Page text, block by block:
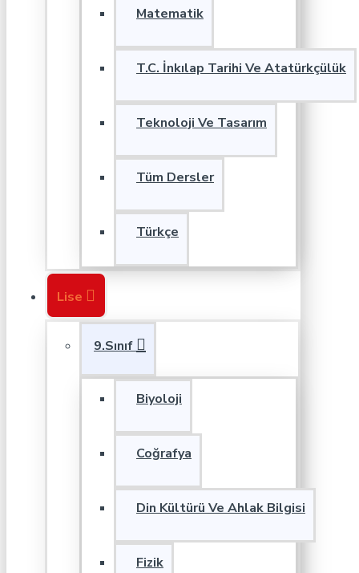
Matematik
T.C. İnkılap Tarihi Ve Atatürkçülük
Teknoloji Ve Tasarım
Tüm Dersler
Türkçe
Lise
9.Sınıf
Biyoloji
Coğrafya
Din Kültürü Ve Ahlak Bilgisi
Fizik